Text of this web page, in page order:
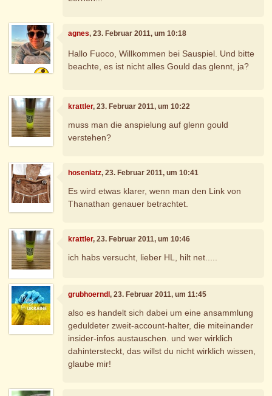
agnes, 23. Februar 2011, um 10:18
Hallo Fuoco, Willkommen bei Sauspiel. Und bitte
beachte, es ist nicht alles Gould das glennt, ja?
krattler, 23. Februar 2011, um 10:22
muss man die anspielung auf glenn gould
verstehen?
hosenlatz, 23. Februar 2011, um 10:41
Es wird etwas klarer, wenn man den Link von
Thanathan genauer betrachtet.
krattler, 23. Februar 2011, um 10:46
ich habs versucht, lieber HL, hilt net.....
grubhoerndl, 23. Februar 2011, um 11:45
also es handelt sich dabei um eine ansammlung
geduldeter zweit-account-halter, die miteinander
insider-infos austauschen. und wer wirklich
dahintersteckt, das willst du nicht wirklich wissen,
glaube mir!